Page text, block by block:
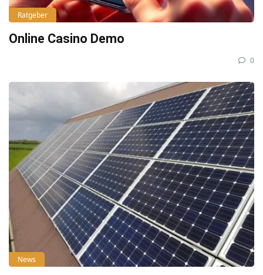
Ratgeber
Online Casino Demo
0
News